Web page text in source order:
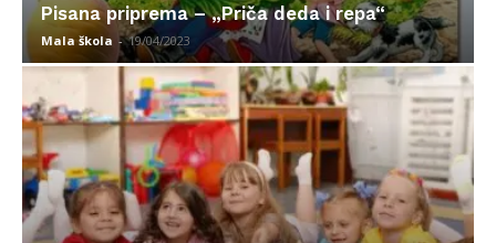
Pisana priprema – „Priča deda i repa“
Mala škola - 19/04/2023